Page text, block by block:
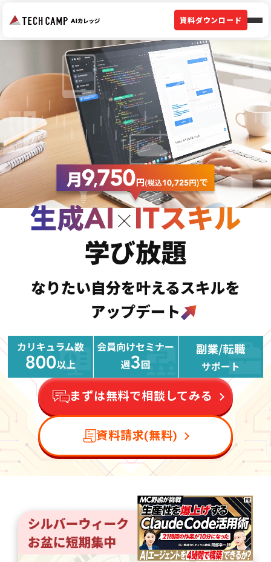
資料ダウンロード
まずは無料で相談してみる
資料請求(無料)